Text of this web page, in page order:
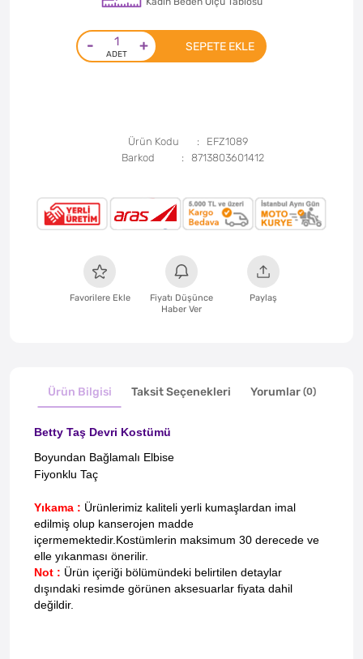
- + SEPETE EKLE
Ürün Kodu
EFZ1089
Barkod
8713803601412
Favorilere Ekle
Fiyatı Düşünce
Haber Ver
Paylaş
Ürün Bilgisi Taksit Seçenekleri Yorumlar (0)
Betty Taş Devri Kostümü
Boyundan Bağlamalı Elbise
Fiyonklu Taç
Yıkama : Ürünlerimiz kaliteli yerli kumaşlardan imal
edilmiş olup kanserojen madde
içermemektedir. Kostümlerin maksimum 30 derecede ve
elle yıkanması önerilir.
Not : Ürün içeriği bölümündeki belirtilen detaylar
dışındaki resimde görünen aksesuarlar fiyata dahil
değildir.